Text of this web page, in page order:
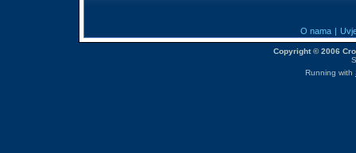
O nama |
Copyright © 2006
Running with